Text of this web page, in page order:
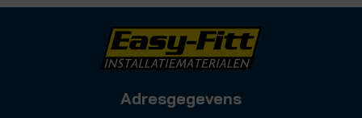
Adresgegevens